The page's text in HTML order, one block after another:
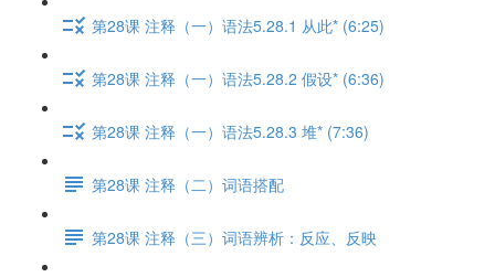
第28课 注释（一）语法5.28.1 从此* (6:25)
第28课 注释（一）语法5.28.2 假设* (6:36)
第28课 注释（一）语法5.28.3 堆* (7:36)
第28课 注释（二）词语搭配
第28课 注释（三）词语辨析：反应、反映